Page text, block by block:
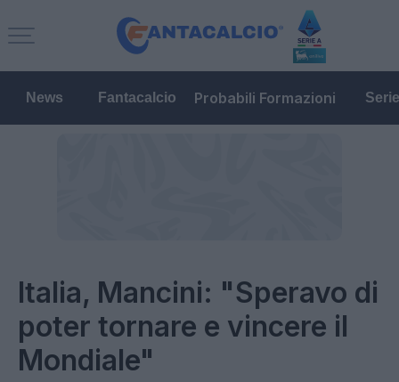
News Fantacalcio Probabili Formazioni
Italia, Mancini: "Speravo di
poter tornare e vincere il
Mondiale"